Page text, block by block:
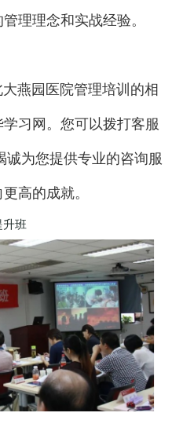
理理念和实战经验。
燕园医院管理培训的相
习网。您可以拨打客服
诚为您提供专业的咨询服
高的成就。
升班